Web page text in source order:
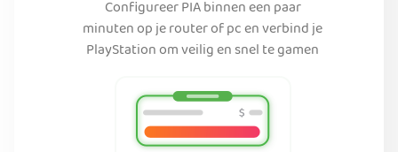
Configureer PIA binnen een paar
minuten op je router of pc en verbind je
PlayStation om veilig en snel te gamen